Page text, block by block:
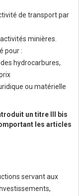
de transport par
minières.
pour :
hydrocarbures,
ou matérielle
un titre III bis
les articles
servant aux